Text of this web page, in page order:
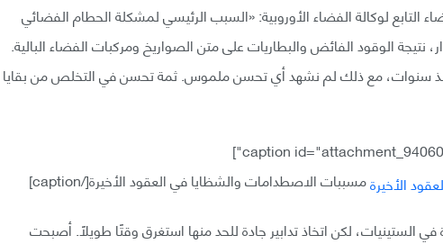
التابع لوكالة الفضاء الأوروبية: «السبب الرئيسي لمشكلة الحطام الفضائي
نتيجة الوقود الفائض والبطاريات على متن الصواريخ ومركبات الفضاء البالية.
سنوات، مع ذلك لم نشهد أي تحسن ملموس. ثمة تحسن في التخلص من بقايا
مسببات الاصطدامات والشظايا في العقود الأخيرة[/caption]
الستينيات، لكن اتخاذ تدابير جادة للحد منها استغرق وقتًا طويلًا. أصبحت